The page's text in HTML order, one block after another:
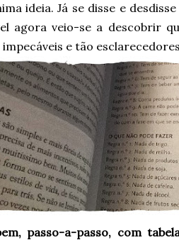
ideia. Já se disse e
agora veio-se a descobrir
e tão
passo-a-passo, com